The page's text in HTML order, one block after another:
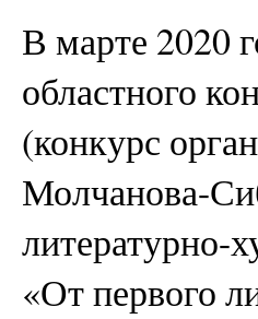
В марте 2020
областного
(конкурс
Молчанова-
литературно-
«От первого